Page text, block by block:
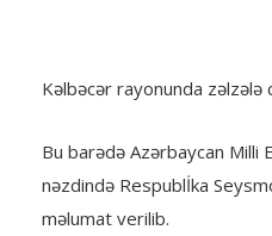
Kəlbəcər rayonunda zəlzələ
Bu barədə Azərbaycan Milli
nəzdində Respublİka
məlumat verilib.